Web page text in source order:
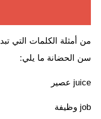
سن الحضانة ما يلي:
juice عصير
job وظيفة